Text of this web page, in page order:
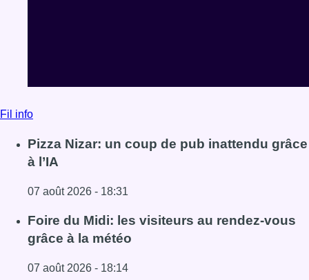
Fil info
Pizza Nizar: un coup de pub inattendu grâce
à l’IA
07 août 2026 - 18:31
Lire l'article Pizza Nizar: un coup de pub inattendu grâce
Foire du Midi: les visiteurs au rendez-vous
grâce à la météo
07 août 2026 - 18:14